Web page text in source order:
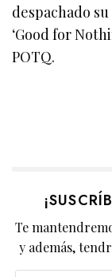
despachado
‘Good for
POTQ.
Te
y además,